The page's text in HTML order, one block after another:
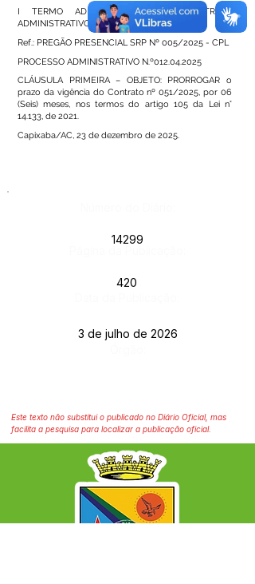
I TERMO ADITIVO PRAZO AO CONTRATO
ADMINISTRATIVO Nº 051/2025
Ref.: PREGÃO PRESENCIAL SRP Nº 005/2025 - CPL
PROCESSO ADMINISTRATIVO N.º012.04.2025
CLÁUSULA PRIMEIRA – OBJETO: PRORROGAR o
prazo da vigência do Contrato nº 051/2025, por 06
(Seis) meses, nos termos do artigo 105 da Lei n°
14.133, de 2021.
Capixaba/AC, 23 de dezembro de 2025.
14299
420
3 de julho de 2026
Este texto não substitui o publicado no Diário Oficial, mas
facilita a pesquisa para localizar a publicação oficial.